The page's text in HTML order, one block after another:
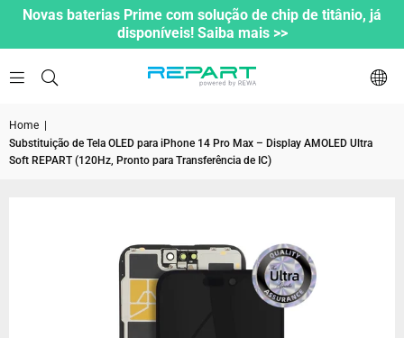
Novas baterias Prime com solução de chip de titânio, já
disponíveis! Saiba mais >>
Home
Substituição de Tela OLED para iPhone 14 Pro Max – Display AMOLED Ultra
Soft REPART (120Hz, Pronto para Transferência de IC)